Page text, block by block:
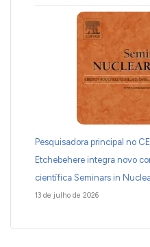
Pesquisadora principal no
Etchebehere integra novo
científica Seminars in
13 de julho de 2026